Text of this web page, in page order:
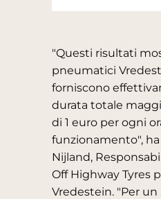
"Questi risultati
pneumatici
forniscono
durata totale
di 1 euro per ogni
funzionamento",
Nijland,
Off Highway Tyres
Vredestein. "Per